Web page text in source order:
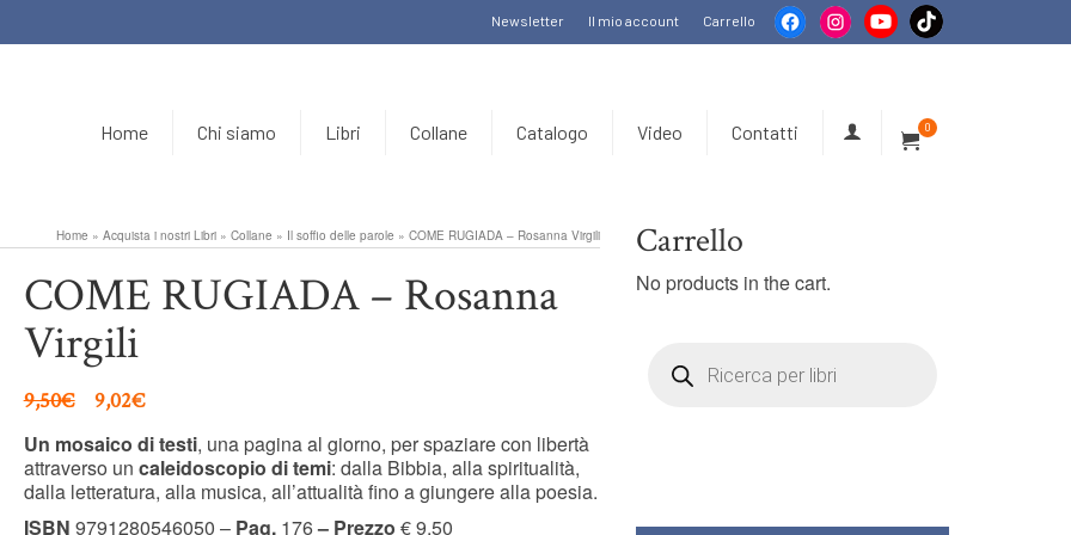
Newsletter Il mio account Carrello
Home Chi siamo Libri Collane Catalogo Video Contatti 0
Home » Acquista i nostri Libri » Collane » Il soffio delle parole » COME RUGIADA – Rosanna Virgili
COME RUGIADA – Rosanna
Virgili
9,50€ 9,02€
Un mosaico di testi, una pagina al giorno, per spaziare con libertà
attraverso un caleidoscopio di temi: dalla Bibbia, alla spiritualità,
dalla letteratura, alla musica, all’attualità fino a giungere alla poesia.
ISBN 9791280546050 –Pag.176– Prezzo € 9,50
Carrello
No products in the cart.
search